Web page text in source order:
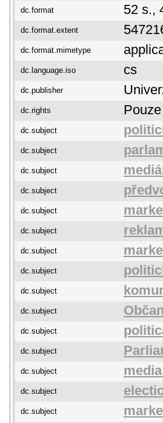
dc.format 52 s.,
dc.format.extent
dc.format.mimetype
dc.language.iso cs
dc.publisher
dc.rights
dc.subject
dc.subject
dc.subject
dc.subject
dc.subject
dc.subject
dc.subject
dc.subject
dc.subject
dc.subject
dc.subject
dc.subject
dc.subject
dc.subject
dc.subject